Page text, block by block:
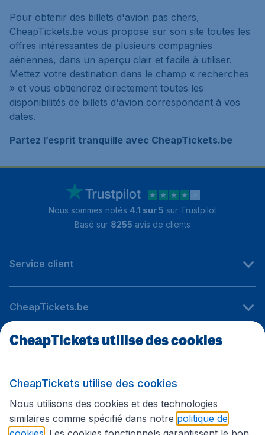
Pour obtenir des billets d'avion pas chers,
CheapTickets.be vous propose sur son site toutes les
offres intéressantes de plusieurs compagnies
aériennes, dans un aperçu clair et facile à utiliser.
Mettez votre destination dans le champ « recherches
» et vous obtiendrez directement toutes les
disponibilités de billets d'avion correspondant à vos
dates.
Partez l’esprit tranquille avec CheapTickets.be
Nous sommes notés 4.1 sur 5 sur Trustpilot
Basé sur 8255 avis de clients
Service client
CheapTickets.be
Sites internationaux
Suivez CheapTickets.be
CheapTickets utilise des cookies
CheapTickets utilise des cookies
Nous utilisons des cookies et des technologies
similaires comme spécifié dans notre politique de